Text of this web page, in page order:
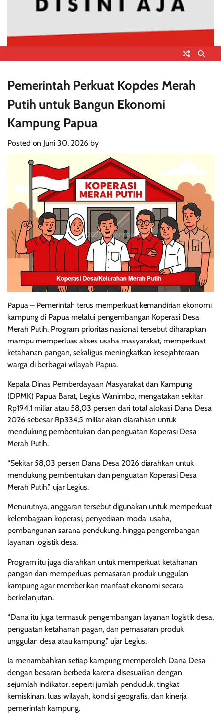
Pemerintah Perkuat Kopdes Merah
Putih untuk Bangun Ekonomi
Kampung Papua
Posted on Juni 30, 2026 by
Papua – Pemerintah terus memperkuat kemandirian ekonomi
kampung di Papua melalui pengembangan Koperasi Desa
Merah Putih. Program prioritas nasional tersebut diharapkan
mampu memperluas akses usaha masyarakat, memperkuat
ketahanan pangan, sekaligus meningkatkan kesejahteraan
warga di berbagai wilayah Papua.
Kepala Dinas Pemberdayaan Masyarakat dan Kampung
(DPMK) Papua Barat, Legius Wanimbo, mengatakan sekitar
Rp194,1 miliar atau 58,03 persen dari total alokasi Dana Desa
2026 sebesar Rp334,5 miliar akan diarahkan untuk
mendukung pembentukan dan penguatan Koperasi Desa
Merah Putih.
“Sekitar 58,03 persen Dana Desa 2026 diarahkan untuk
mendukung pembentukan dan penguatan Koperasi Desa
Merah Putih,” ujar Legius.
Menurutnya, anggaran tersebut digunakan untuk memperkuat
kelembagaan koperasi, penyediaan modal usaha,
pembangunan sarana pendukung, hingga pengembangan
layanan logistik desa.
Program itu juga diarahkan untuk memperkuat ketahanan
pangan dan memperluas pemasaran produk unggulan
kampung agar memberikan manfaat ekonomi secara
berkelanjutan.
“Dana itu juga termasuk pengembangan layanan logistik desa,
penguatan ketahanan pagan, dan pemasaran produk
unggulan desa atau kampung,” ujar Legius.
Ia menambahkan setiap kampung memperoleh Dana Desa
dengan besaran berbeda karena disesuaikan dengan
sejumlah indikator, seperti jumlah penduduk, tingkat
kemiskinan, luas wilayah, kondisi geografis, dan kinerja
pemerintah kampung.